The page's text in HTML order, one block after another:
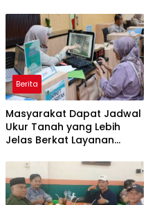
Kawah Candradimuka
Intelektual
Berita
Masyarakat Dapat Jadwal
Ukur Tanah yang Lebih
Jelas Berkat Layanan